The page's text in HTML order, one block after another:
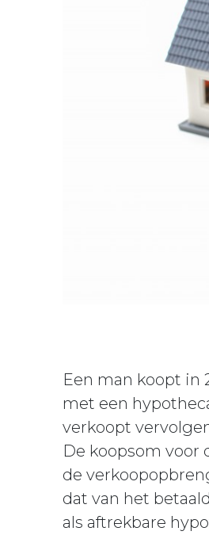
Een man koopt in
met een
verkoopt
De koopsom voor
de
dat van het
als aftrekbare